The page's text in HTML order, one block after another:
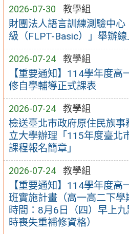
2026-07-30 教學組
財團法人語言訓練測驗中
級（FLPT-Basic）」舉辦
2026-07-24 教學組
【重要通知】114學年度
修自學輔導正式課表
2026-07-24 教學組
檢送臺北市政府原住民族
立大學辦理「115年度臺北
課程報名簡章」
2026-07-24 教學組
【重要通知】114學年度
班實施計畫（高一高二下
時間：8月6日（四）早上
時喪失重補修資格）